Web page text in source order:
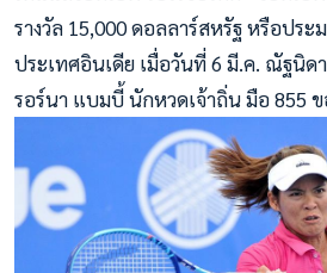
รางวัล 15,000 ดอลลาร์สหรัฐ หรือปร
ประเทศอินเดีย เมื่อวันที่ 6 มี.ค. ณัฐนิด
รอร์นา แบมบี้ นักหวดเจ้าถิ่น มือ 855